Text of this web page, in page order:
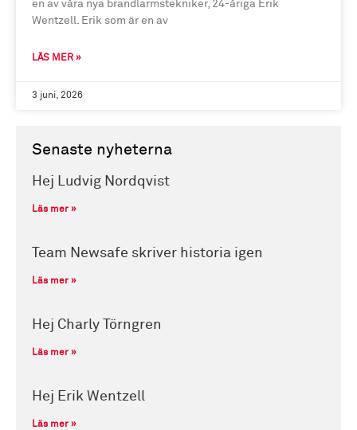
en av våra nya brandlarmstekniker, 24-åriga Erik
Wentzell. Erik som är en av
LÄS MER »
3 juni, 2026
Senaste nyheterna
Hej Ludvig Nordqvist
Läs mer »
Team Newsafe skriver historia igen
Läs mer »
Hej Charly Törngren
Läs mer »
Hej Erik Wentzell
Läs mer »